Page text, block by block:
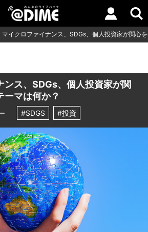
マイクロファイナンス、SDGs、個人投資家が関心
ンス、SDGs、個人投資家が関
ーマは何か？
#SDGS #投資